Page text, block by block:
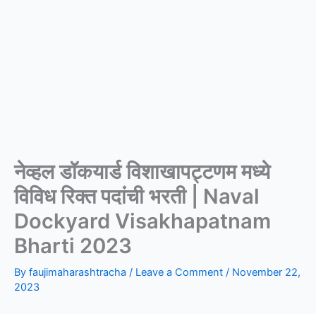
नेव्हल डॉकयार्ड विशाखापट्टणम मध्ये
विविध रिक्त पदांची भरती | Naval
Dockyard Visakhapatnam
Bharti 2023
By faujimaharashtracha / Leave a Comment / November 22,
2023